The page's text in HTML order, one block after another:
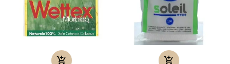
 